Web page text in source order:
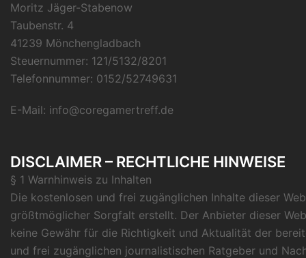
Moritz Jäger-Stabenow
Taubenstr. 4
41239 Mönchengladbach
Steuernummer: 121/5132/8201
Telefonnummer: 0152/52749631
E-Mail: info@coregamertreff.de
DISCLAIMER – RECHTLICHE HINWEISE
§ 1 Warnhinweis zu Inhalten
Die kostenlosen und frei zugänglichen Inhalte dieser
größtmöglicher Sorgfalt erstellt. Der Anbieter dieser
keine Gewähr für die Richtigkeit und Aktualität der
und frei zugänglichen journalistischen Ratgeber und